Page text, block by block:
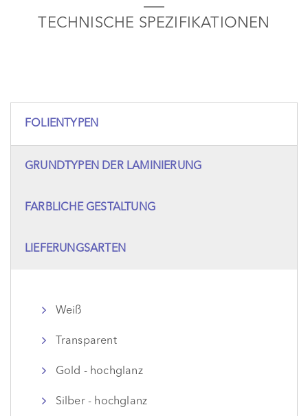
TECHNISCHE SPEZIFIKATIONEN
FOLIENTYPEN
GRUNDTYPEN DER LAMINIERUNG
FARBLICHE GESTALTUNG
LIEFERUNGSARTEN
Weiß
Transparent
Gold - hochglanz
Silber - hochglanz